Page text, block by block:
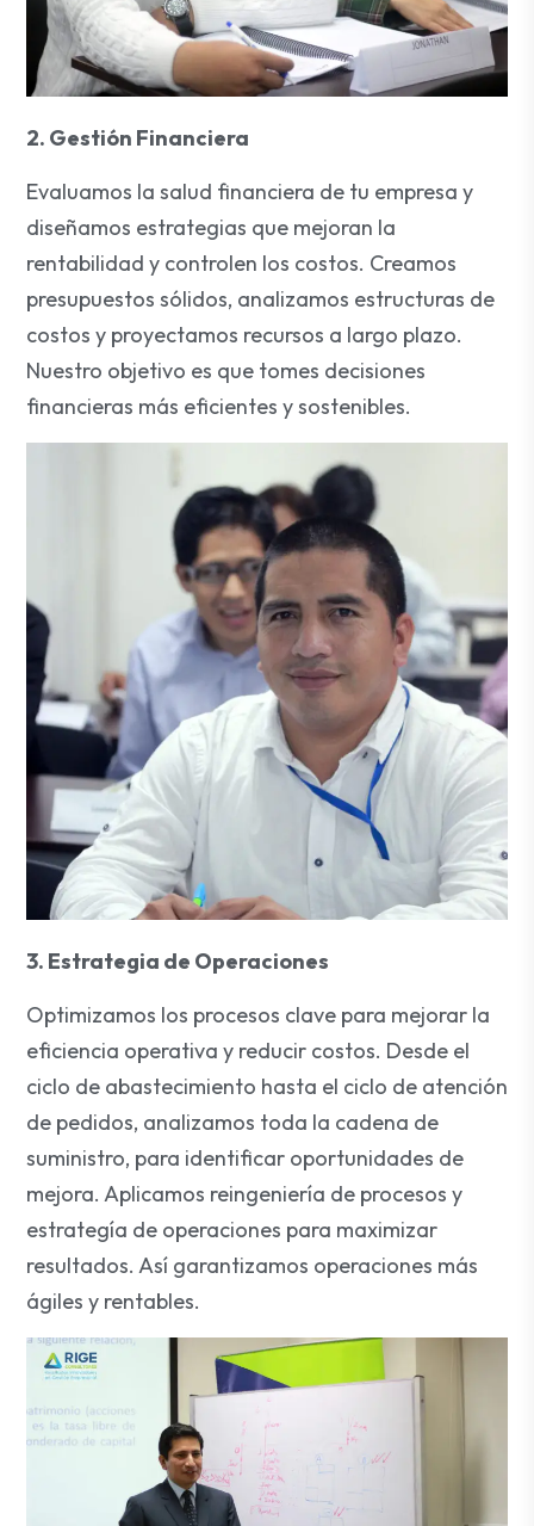
2. Gestión Financiera
Evaluamos la salud financiera de tu empresa y
diseñamos estrategias que mejoran la
rentabilidad y controlen los costos. Creamos
presupuestos sólidos, analizamos estructuras de
costos y proyectamos recursos a largo plazo.
Nuestro objetivo es que tomes decisiones
financieras más eficientes y sostenibles.
3. Estrategia de Operaciones
Optimizamos los procesos clave para mejorar la
eficiencia operativa y reducir costos. Desde el
ciclo de abastecimiento hasta el ciclo de atención
de pedidos, analizamos toda la cadena de
suministro, para identificar oportunidades de
mejora. Aplicamos reingeniería de procesos y
estrategía de operaciones para maximizar
resultados. Así garantizamos operaciones más
ágiles y rentables.